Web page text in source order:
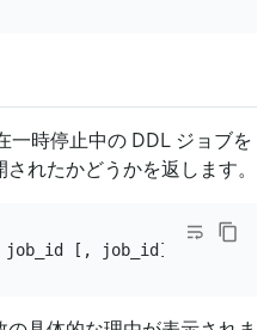
一時停止中の DDL ジョブを
れたかどうかを返します。